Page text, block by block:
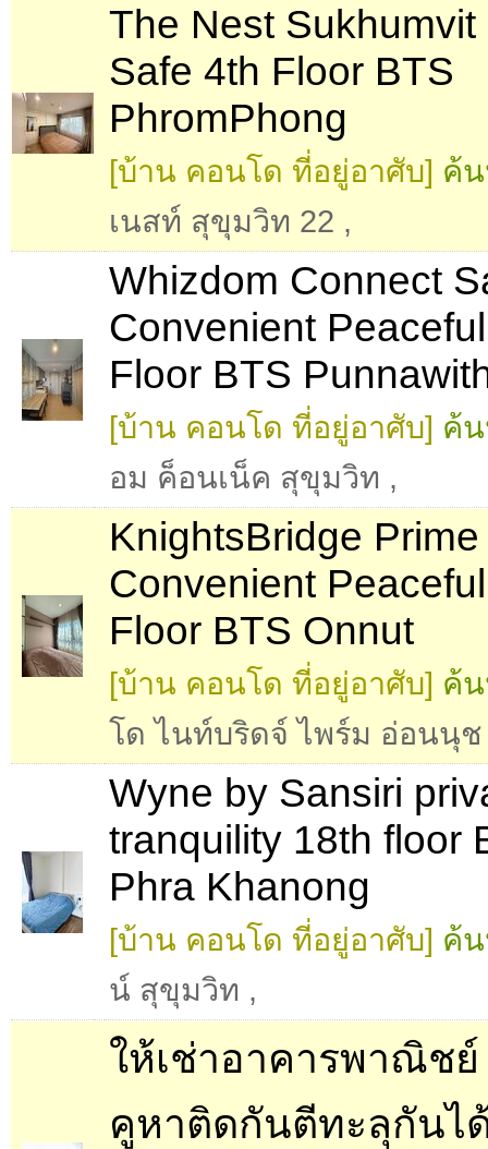
The Nest Sukhumvit
Safe 4th Floor BTS
PhromPhong
[บ้าน คอนโด ที่อยู่อาศับ] ค้
เนสท์ สุขุมวิท 22 ,
Whizdom Connect
Convenient
Floor BTS
[บ้าน คอนโด ที่อยู่อาศับ] ค้
อม ค็อนเน็ค สุขุมวิท ,
KnightsBridge
Convenient
Floor BTS Onnut
[บ้าน คอนโด ที่อยู่อาศับ] ค้
โด ไนท์บริดจ์ ไพร์ม อ่อนนุช
Wyne by Sansiri
tranquility 18th floor
Phra Khanong
[บ้าน คอนโด ที่อยู่อาศับ] ค้
น์ สุขุมวิท ,
ให้เช่าอาคารพาณิช
คูหาติดกันตีทะลุกันไ